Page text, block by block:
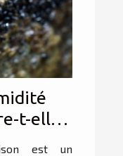
t-elle
? est un